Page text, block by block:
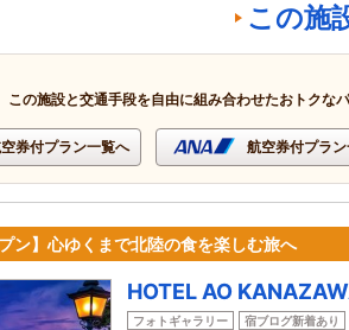
この施
この施設と交通手段を自由に組み合わせたおトクな
券付プラン一覧へ 航空券付プラ
ン】心ゆくまで北陸の食を楽しむ旅へ
HOTEL AO
フォトギャラリー 宿ブログ新着あり